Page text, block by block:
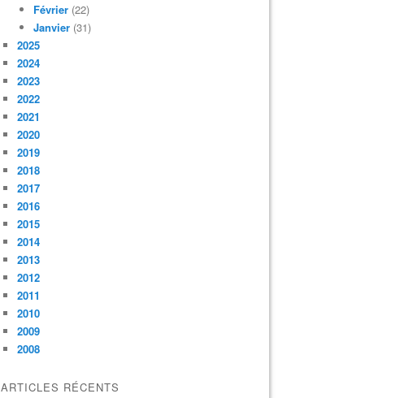
Février (22)
Janvier (31)
2025
2024
2023
2022
2021
2020
2019
2018
2017
2016
2015
2014
2013
2012
2011
2010
2009
2008
ARTICLES RÉCENTS